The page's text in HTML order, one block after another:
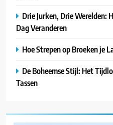
Drie Jurken, Drie Werelden:
Dag Veranderen
Hoe Strepen op Broeken je
De Boheemse Stijl: Het
Tassen